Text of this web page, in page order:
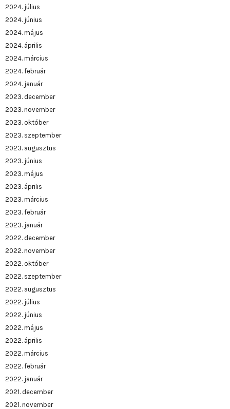
2024. július
2024. június
2024. május
2024. április
2024. március
2024. február
2024. január
2023. december
2023. november
2023. október
2023. szeptember
2023. augusztus
2023. június
2023. május
2023. április
2023. március
2023. február
2023. január
2022. december
2022. november
2022. október
2022. szeptember
2022. augusztus
2022. július
2022. június
2022. május
2022. április
2022. március
2022. február
2022. január
2021. december
2021. november